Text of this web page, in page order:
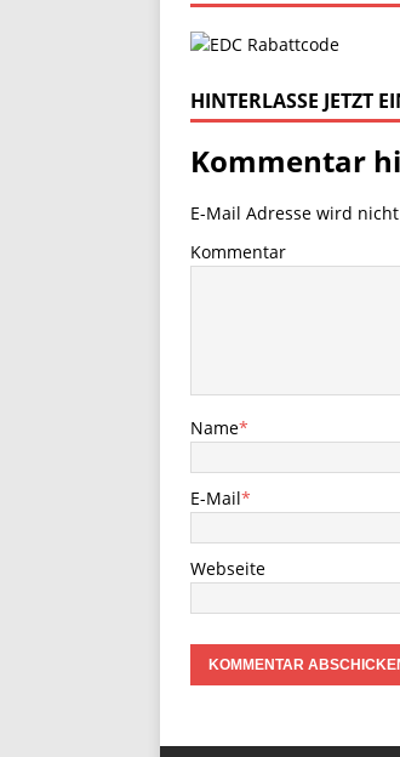
HINTERLASSE JETZT
Kommentar
E-Mail Adresse wird
Kommentar
Name*
E-Mail*
Webseite